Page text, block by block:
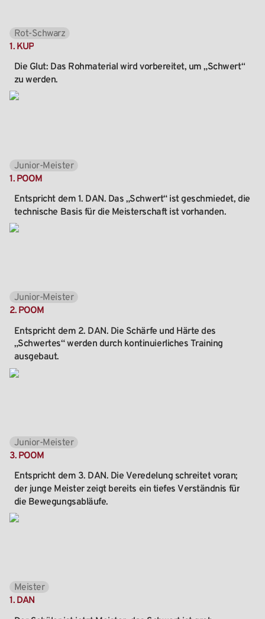
Rot-Schwarz
1. KUP
Die Glut: Das Rohmaterial wird vorbereitet, um „Schwert“
zu werden.
Junior-Meister
1. POOM
Entspricht dem 1. DAN. Das „Schwert“ istgeschmiedet, die
technische Basis für die Meisterschaft istvorhanden.
Junior-Meister
2. POOM
Entspricht dem 2. DAN. Die Schärfe und Härte des
„Schwertes“werden durch kontinuierliches Training
ausgebaut.
Junior-Meister
3. POOM
Entspricht dem 3. DAN. Die Veredelung schreitet voran;
der junge Meisterzeigt bereits ein tiefes Verständnis für
die Bewegungsabläufe.
Meister
1. DAN